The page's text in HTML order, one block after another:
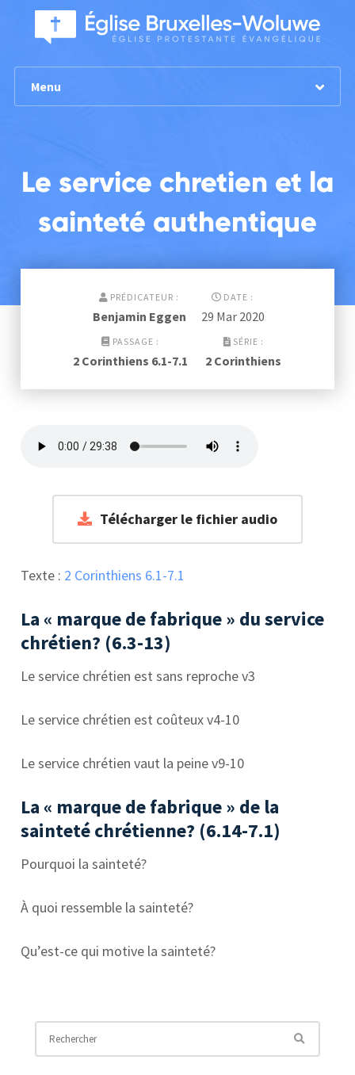
Menu
Le service chretien et la
sainteté authentique
PRÉDICATEUR :
Benjamin Eggen
DATE :
29 Mar 2020
PASSAGE :
2 Corinthiens 6.1-7.1
SÉRIE :
2 Corinthiens
Télécharger le fichier audio
Texte : 2 Corinthiens 6.1-7.1
La « marque de fabrique » du service
chrétien? (6.3-13)
Le service chrétien est sans reproche v3
Le service chrétien est coûteux v4-10
Le service chrétien vaut la peine v9-10
La « marque de fabrique » de la
sainteté chrétienne? (6.14-7.1)
Pourquoi la sainteté?
À quoi ressemble la sainteté?
Qu’est-ce qui motive la sainteté?